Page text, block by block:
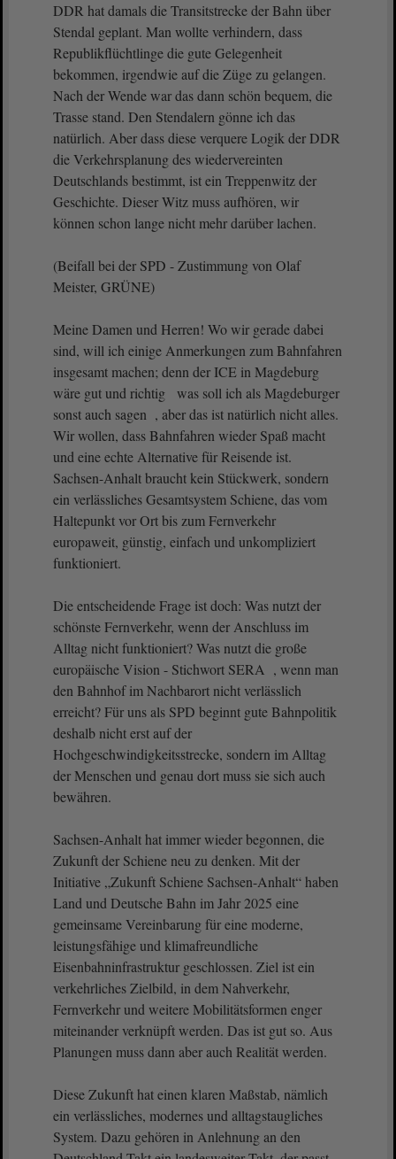
DDR hat damals die Transitstrecke der Bahn über
Stendal geplant. Man wollte verhindern, dass
Republikflüchtlinge die gute Gelegenheit
bekommen, irgendwie auf die Züge zu gelangen.
Nach der Wende war das dann schön bequem, die
Trasse stand. Den Stendalern gönne ich das
natürlich. Aber dass diese verquere Logik der DDR
die Verkehrsplanung des wiedervereinten
Deutschlands bestimmt, ist ein Treppenwitz der
Geschichte. Dieser Witz muss aufhören, wir
können schon lange nicht mehr darüber lachen.
(Beifall bei der SPD - Zustimmung von Olaf
Meister, GRÜNE)
Meine Damen und Herren! Wo wir gerade dabei
sind, will ich einige Anmerkungen zum Bahnfahren
insgesamt machen; denn der ICE in Magdeburg
wäre gut und richtig was soll ich als Magdeburger
sonst auch sagen , aber das ist natürlich nicht alles.
Wir wollen, dass Bahnfahren wieder Spaß macht
und eine echte Alternative für Reisende ist.
Sachsen-Anhalt braucht kein Stückwerk, sondern
ein verlässliches Gesamtsystem Schiene, das vom
Haltepunkt vor Ort bis zum Fernverkehr
europaweit, günstig, einfach und unkompliziert
funktioniert.
Die entscheidende Frage ist doch: Was nutzt der
schönste Fernverkehr, wenn der Anschluss im
Alltag nicht funktioniert? Was nutzt die große
europäische Vision - Stichwort SERA , wenn man
den Bahnhof im Nachbarort nicht verlässlich
erreicht? Für uns als SPD beginnt gute Bahnpolitik
deshalb nicht erst auf der
Hochgeschwindigkeitsstrecke, sondern im Alltag
der Menschen und genau dort muss sie sich auch
bewähren.
Sachsen-Anhalt hat immer wieder begonnen, die
Zukunft der Schiene neu zu denken. Mit der
Initiative „Zukunft Schiene Sachsen-Anhalt“ haben
Land und Deutsche Bahn im Jahr 2025 eine
gemeinsame Vereinbarung für eine moderne,
leistungsfähige und klimafreundliche
Eisenbahninfrastruktur geschlossen. Ziel ist ein
verkehrliches Zielbild, in dem Nahverkehr,
Fernverkehr und weitere Mobilitätsformen enger
miteinander verknüpft werden. Das ist gut so. Aus
Planungen muss dann aber auch Realität werden.
Diese Zukunft hat einen klaren Maßstab, nämlich
ein verlässliches, modernes und alltagstaugliches
System. Dazu gehören in Anlehnung an den